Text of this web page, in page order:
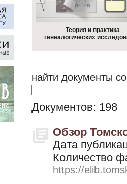
Теория и практика
генеалогических
найти документы
Документов: 198
Обзор
Дата
Количество
https://